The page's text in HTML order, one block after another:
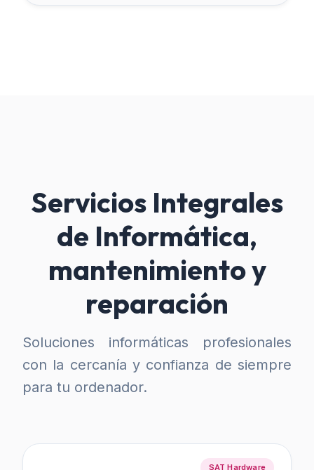
Servicios Integrales
de Informática,
mantenimiento y
reparación
Soluciones informáticas profesionales
con la cercanía y confianza de siempre
para tu ordenador.
SAT Hardware